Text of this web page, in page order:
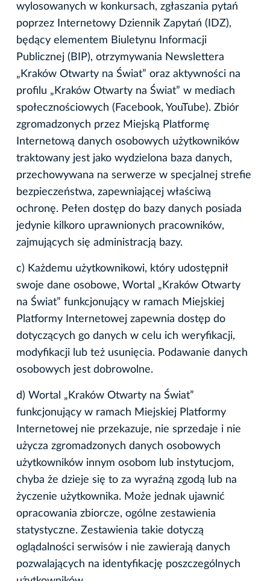
wylosowanych w konkursach, zgłaszania pytań
poprzez Internetowy Dziennik Zapytań (IDZ),
będący elementem Biuletynu Informacji
Publicznej (BIP), otrzymywania Newslettera
„Kraków Otwarty na Świat” oraz aktywności na
profilu „Kraków Otwarty na Świat” w mediach
społecznościowych (Facebook, YouTube). Zbiór
zgromadzonych przez Miejską Platformę
Internetową danych osobowych użytkowników
traktowany jest jako wydzielona baza danych,
przechowywana na serwerze w specjalnej strefie
bezpieczeństwa, zapewniającej właściwą
ochronę. Pełen dostęp do bazy danych posiada
jedynie kilkoro uprawnionych pracowników,
zajmujących się administracją bazy.
c) Każdemu użytkownikowi, który udostępnił
swoje dane osobowe, Wortal „Kraków Otwarty
na Świat” funkcjonujący w ramach Miejskiej
Platformy Internetowej zapewnia dostęp do
dotyczących go danych w celu ich weryfikacji,
modyfikacji lub też usunięcia. Podawanie danych
osobowych jest dobrowolne.
d) Wortal „Kraków Otwarty na Świat”
funkcjonujący w ramach Miejskiej Platformy
Internetowej nie przekazuje, nie sprzedaje i nie
użycza zgromadzonych danych osobowych
użytkowników innym osobom lub instytucjom,
chyba że dzieje się to za wyraźną zgodą lub na
życzenie użytkownika. Może jednak ujawnić
opracowania zbiorcze, ogólne zestawienia
statystyczne. Zestawienia takie dotyczą
oglądalności serwisów i nie zawierają danych
pozwalających na identyfikację poszczególnych